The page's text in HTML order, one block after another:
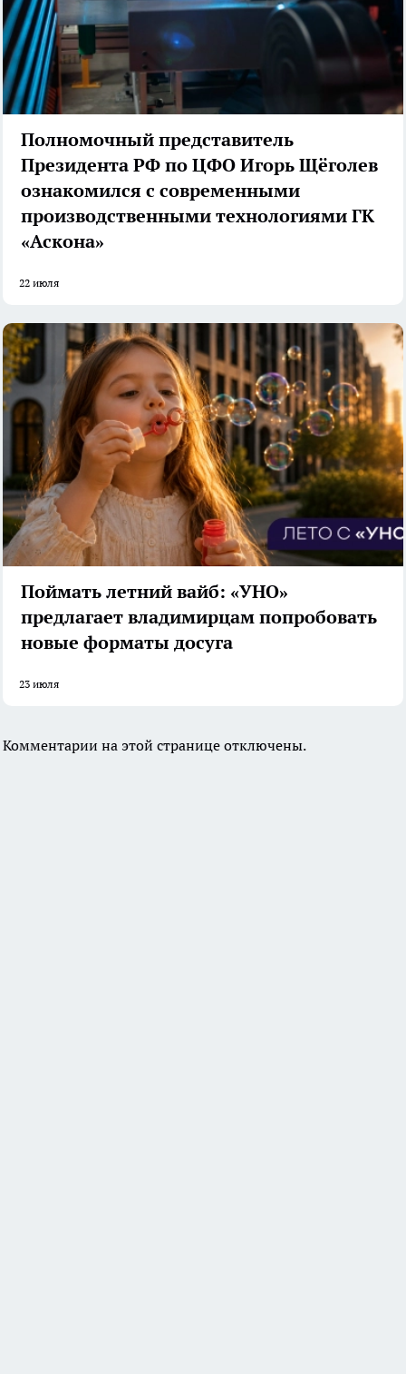
Полномочный представитель
Президента РФ по ЦФО Игорь Щёголев
ознакомился с современными
производственными технологиями ГК
«Аскона»
22 июля
Поймать летний вайб: «УНО»
предлагает владимирцам попробовать
новые форматы досуга
23 июля
Комментарии на этой странице отключены.